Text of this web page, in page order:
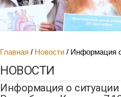
Главная Новости Информация
НОВОСТИ
Информация о